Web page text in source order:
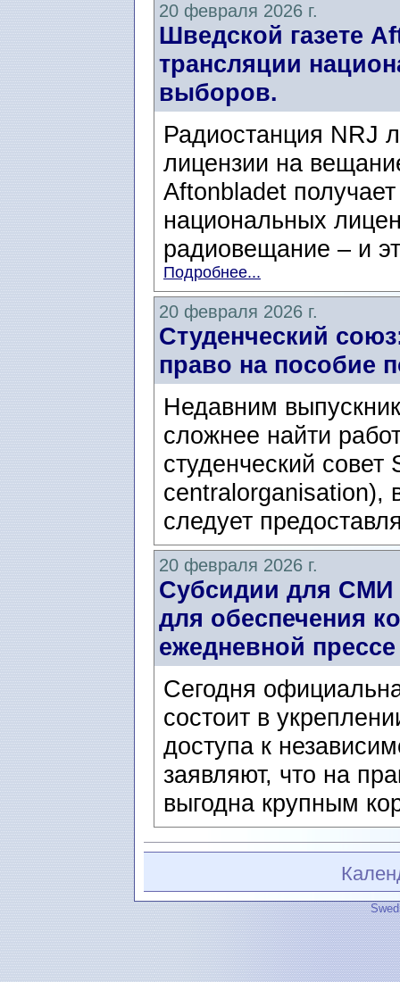
20 февраля 2026 г.
Шведской газете
трансляции
выборов.
Радиостанция NRJ
лицензии на
Aftonbladet
национальных
радиовещание – и
Подробнее...
20 февраля 2026 г.
Студенческий
право на пособие
Недавним
сложнее найти
студенческий
centralorganisation),
следует
20 февраля 2026 г.
Субсидии для СМИ
для обеспечения
ежедневной прессе
Сегодня
состоит в
доступа к
заявляют, что на
выгодна крупным